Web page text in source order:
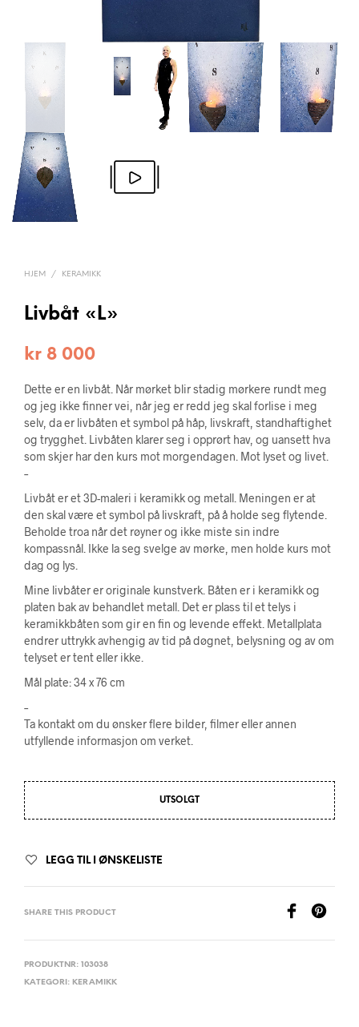
HJEM / KERAMIKK
Livbåt «L»
kr 8 000
Dette er en livbåt. Når mørket blir stadig mørkere rundt meg
og jeg ikke finner vei, når jeg er redd jeg skal forlise i meg
selv, da er livbåten et symbol på håp, livskraft, standhaftighet
og trygghet. Livbåten klarer seg i opprørt hav, og uansett hva
som skjer har den kurs mot morgendagen. Mot lyset og livet.
–
Livbåt er et 3D-maleri i keramikk og metall. Meningen er at
den skal være et symbol på livskraft, på å holde seg flytende.
Beholde troa når det røyner og ikke miste sin indre
kompassnål. Ikke la seg svelge av mørke, men holde kurs mot
dag og lys.
Mine livbåter er originale kunstverk. Båten er i keramikk og
platen bak av behandlet metall. Det er plass til et telys i
keramikkbåten som gir en fin og levende effekt. Metallplata
endrer uttrykk avhengig av tid på døgnet, belysning og av om
telyset er tent eller ikke.
Mål plate: 34 x 76 cm
–
Ta kontakt om du ønsker flere bilder, filmer eller annen
utfyllende informasjon om verket.
UTSOLGT
LEGG TIL I ØNSKELISTE
SHARE THIS PRODUCT
PRODUKTNR: 103038
KATEGORI: KERAMIKK